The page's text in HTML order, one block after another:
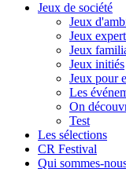
Jeux de société
Jeux
Jeux
Jeux
Jeux initiés
Jeux pour
Les
On
Test
Les sélections
CR Festival
Qui sommes-